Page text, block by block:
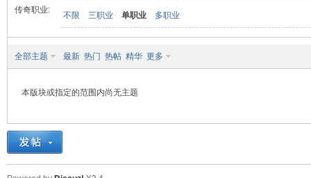
传奇职业:
不限 三职业 单职业 多职业
全部主题 最新 热门 热帖 精华 更多
本版块或指定的范围内尚无主题